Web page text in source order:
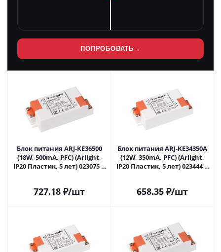
ПОПРОБОВАТЬ →
Блок питания ARJ-KE36500
(18W, 500mA, PFC) (Arlight,
IP20 Пластик, 5 лет) 023075 в
727.18 ₽/шт
Блок питания ARJ-KE34350A
(12W, 350mA, PFC) (Arlight,
IP20 Пластик, 5 лет) 023444 в
658.35 ₽/шт